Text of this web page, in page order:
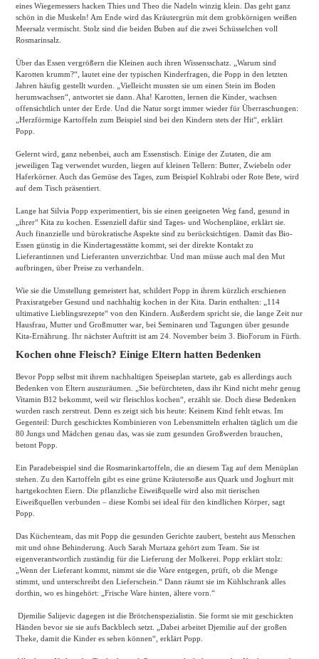
eines Wiegemessers hacken Thies und Theo die Nadeln winzig klein. Das geht ganz
schön in die Muskeln! Am Ende wird das Kräutergrün mit dem grobkörnigen weißen
Meersalz vermischt. Stolz sind die beiden Buben auf die zwei Schüsselchen voll
Rosmarinsalz.
Über das Essen vergrößern die Kleinen auch ihren Wissensschatz. „Warum sind
Karotten krumm?“, lautet eine der typischen Kinderfragen, die Popp in den letzten
Jahren häufig gestellt wurden. „Vielleicht mussten sie um einen Stein im Boden
herumwachsen“, antwortet sie dann. Aha! Karotten, lernen die Kinder, wachsen
offensichtlich unter der Erde. Und die Natur sorgt immer wieder für Überraschungen:
„Herzförmige Kartoffeln zum Beispiel sind bei den Kindern stets der Hit“, erklärt
Popp.
Gelernt wird, ganz nebenbei, auch am Essenstisch. Einige der Zutaten, die am
jeweiligen Tag verwendet wurden, liegen auf kleinen Tellern: Butter, Zwiebeln oder
Haferkörner. Auch das Gemüse des Tages, zum Beispiel Kohlrabi oder Rote Bete, wird
auf dem Tisch präsentiert.
Lange hat Silvia Popp experimentiert, bis sie einen geeigneten Weg fand, gesund in
„ihrer“ Kita zu kochen. Essenziell dafür sind Tages- und Wochenpläne, erklärt sie.
Auch finanzielle und bürokratische Aspekte sind zu berücksichtigen. Damit das Bio-
Essen günstig in die Kindertagesstätte kommt, sei der direkte Kontakt zu
Lieferantinnen und Lieferanten unverzichtbar. Und man müsse auch mal den Mut
aufbringen, über Preise zu verhandeln.
Wie sie die Umstellung gemeistert hat, schildert Popp in ihrem kürzlich erschienen
Praxisratgeber Gesund und nachhaltig kochen in der Kita. Darin enthalten: „114
ultimative Lieblingsrezepte“ von den Kindern. Außerdem spricht sie, die lange Zeit nur
Hausfrau, Mutter und Großmutter war, bei Seminaren und Tagungen über gesunde
Kita-Ernährung. Ihr nächster Auftritt ist am 24. November beim 3. BioForum in Fürth.
Kochen ohne Fleisch? Einige Eltern hatten Bedenken
Bevor Popp selbst mit ihrem nachhaltigen Speiseplan startete, gab es allerdings auch
Bedenken von Eltern auszuräumen. „Sie befürchteten, dass ihr Kind nicht mehr genug
Vitamin B12 bekommt, weil wir fleischlos kochen“, erzählt sie. Doch diese Bedenken
wurden rasch zerstreut. Denn es zeigt sich bis heute: Keinem Kind fehlt etwas. Im
Gegenteil: Durch geschicktes Kombinieren von Lebensmitteln erhalten täglich um die
80 Jungs und Mädchen genau das, was sie zum gesunden Großwerden brauchen,
betont Popp.
Ein Paradebeispiel sind die Rosmarinkartoffeln, die an diesem Tag auf dem Menüplan
stehen. Zu den Kartoffeln gibt es eine grüne Kräutersoße aus Quark und Joghurt mit
hartgekochten Eiern. Die pflanzliche Eiweißquelle wird also mit tierischen
Eiweißquellen verbunden – diese Kombi sei ideal für den kindlichen Körper, sagt
Popp.
Das Küchenteam, das mit Popp die gesunden Gerichte zaubert, besteht aus Menschen
mit und ohne Behinderung. Auch Sarah Murtaza gehört zum Team. Sie ist
eigenverantwortlich zuständig für die Lieferung der Molkerei. Popp erklärt stolz:
„Wenn der Lieferant kommt, nimmt sie die Ware entgegen, prüft, ob die Menge
stimmt, und unterschreibt den Lieferschein.“ Dann räumt sie im Kühlschrank alles
dorthin, wo es hingehört: „Frische Ware hinten, ältere vorn.“
Djemilie Salijevic dagegen ist die Brötchenspezialistin. Sie formt sie mit geschickten
Händen bevor sie sie aufs Backblech setzt. „Dabei arbeitet Djemilie auf der großen
Theke, damit die Kinder es sehen können“, erklärt Popp.